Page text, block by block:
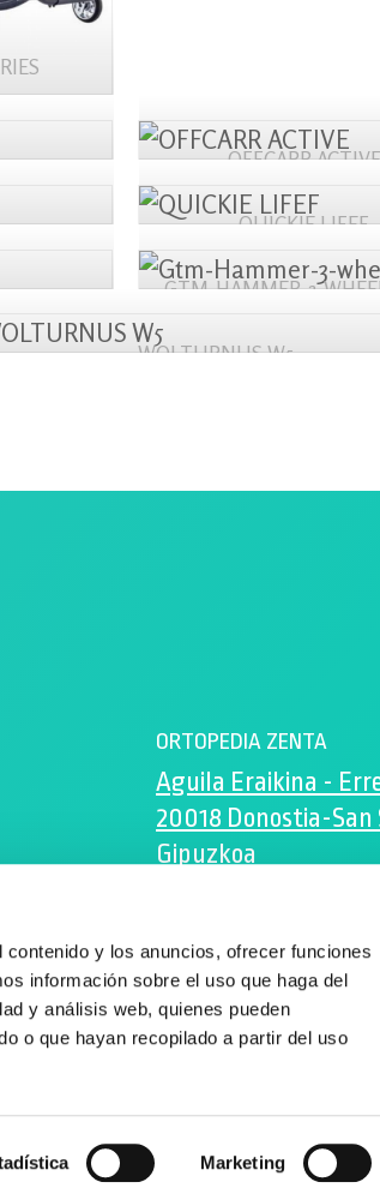
y los anuncios, ofrecer funciones
información sobre el uso que haga del
y análisis web, quienes pueden
o que hayan recopilado a partir del uso
Marketing
OFFCARR ACTIVE
QUICKIE LIFEF
GTM-HAMMER-3-
WOLTURNUS W5
ORTOPEDIA ZENTA
Aguila Eraikina -
20018 Donostia-San
Gipuzkoa
943 105 205